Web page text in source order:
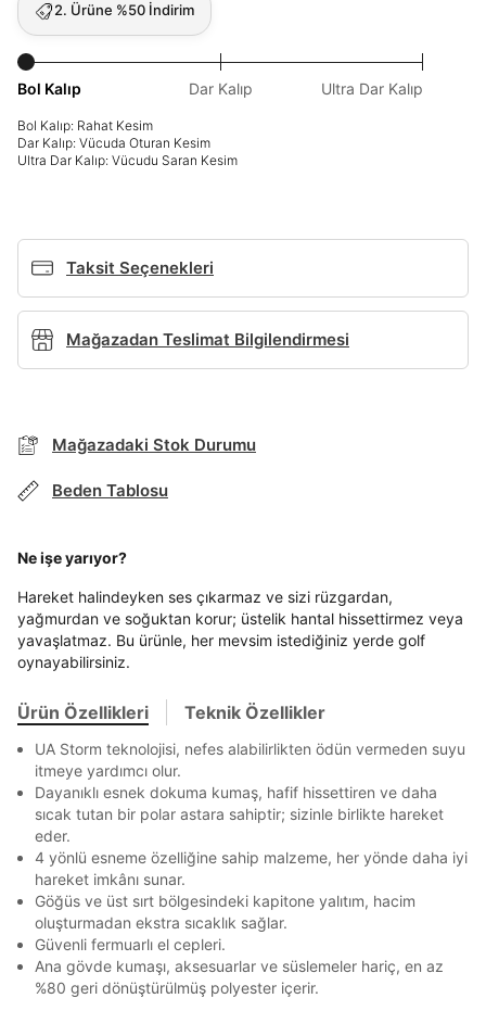
2. Ürüne %50 İndirim
Bol Kalıp Dar Kalıp Ultra Dar Kalıp
Bol Kalıp: Rahat Kesim
Dar Kalıp: Vücuda Oturan Kesim
Ultra Dar Kalıp: Vücudu Saran Kesim
Taksit Seçenekleri
TAKSİT SEÇENEKLERİ
İşbankası
Akbank Axess 4
Ziraat Bankası Ziraat Bankası 4
QNB
AnadoluBank World
Kapat
Mağazadan Teslimat Bilgilendirmesi
Mağazadaki Stok Durumu
Beden Tablosu
Ne işe yarıyor?
Hareket halindeyken ses çıkarmaz ve sizi rüzgardan,
yağmurdan ve soğuktan korur; üstelik hantal hissettirmez veya
yavaşlatmaz. Bu ürünle, her mevsim istediğiniz yerde golf
oynayabilirsiniz.
Ürün Özellikleri Teknik Özellikler
UA Storm teknolojisi, nefes alabilirlikten ödün vermeden suyu
itmeye yardımcı olur.
Dayanıklı esnek dokuma kumaş, hafif hissettiren ve daha
sıcak tutan bir polar astara sahiptir; sizinle birlikte hareket
eder.
4 yönlü esneme özelliğine sahip malzeme, her yönde daha iyi
hareket imkânı sunar.
Göğüs ve üst sırt bölgesindeki kapitone yalıtım, hacim
oluşturmadan ekstra sıcaklık sağlar.
Güvenli fermuarlı el cepleri.
Ana gövde kumaşı, aksesuarlar ve süslemeler hariç, en az
%80 geri dönüştürülmüş polyester içerir.
Mağazada Bul
Beden Seçin
Kapat
Ürün stoklara geldiğinde mail adresinize
bildirim göndereceğiz.
Kapat
Sipariş Numaranız *
Sorgula
Beni Hatırla
E-posta Adresi*
En az 8 karakter
Bir rakam
En az 1 özel karakter
Aşağıdakileri okudum ve kabul ediyorum:
uyarınca işlenecektir. Kişisel verilerimin Doğuş
Perakende Satış Giyim ve Aksesuar Ticaret A.Ş.
tarafından ticari elektronik ileti gönderilmesi amacıyla
işlenmesini kabul ediyorum.
Sms
Çağrı Merkezi / Arama
Kişisel verilerimin Doğuş Perakende Satış Giyim ve
Aksesuar Ticaret A.Ş. bünyesinde yer alan
markalara ait ürünlerin bana özel pazarlanması ve
Doğuş Grubu şirketlerinde bulunan pazarlama
verilerimin kişiselleştirilmiş reklamcılık faaliyeti
amacıyla işlenmesini kabul ediyorum.
SMS Onay Kodu
Bilgilerinizi güncellemek için lütfen telefonunuza SMS
ile gelen kodu girerek telefon numaranızı doğrulayın.
GÖNDER
SMS Onay Kodu
Bilgilerinizi güncellemek için lütfen telefonunuza SMS
ile gelen kodu girerek telefon numaranızı doğrulayın.
GÖNDER